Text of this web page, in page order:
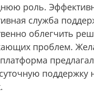
роль.
служба
облегчить
проблем.
поддержку